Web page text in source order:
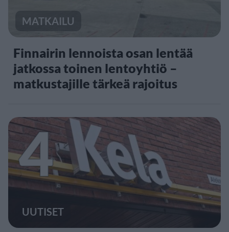
MATKAILU
Finnairin lennoista osan lentää
jatkossa toinen lentoyhtiö –
matkustajille tärkeä rajoitus
4
UUTISET